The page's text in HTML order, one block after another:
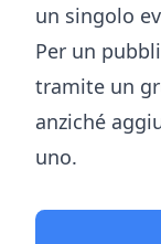
un singolo
Per un
tramite un
anziché
uno.